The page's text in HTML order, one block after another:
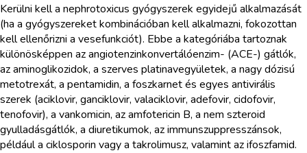
Kerülni kell a nephrotoxicus gyógyszerek egyidejű alkalmazását
(ha a gyógyszereket kombinációban kell alkalmazni, fokozottan
kell ellenőrizni a vesefunkciót). Ebbe a kategóriába tartoznak
különösképpen az angiotenzinkonvertálóenzim- (ACE-) gátlók,
az aminoglikozidok, a szerves platinavegyületek, a nagy dózisú
metotrexát, a pentamidin, a foszkarnet és egyes antivirális
szerek (aciklovir, ganciklovir, valaciklovir, adefovir, cidofovir,
tenofovir), a vankomicin, az amfotericin B, a nem szteroid
gyulladásgátlók, a diuretikumok, az immunszuppresszánsok,
például a ciklosporin vagy a takrolimusz, valamint az ifoszfamid.